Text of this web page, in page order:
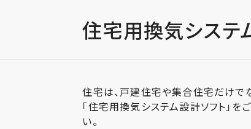
住宅用換気システ
住宅は、戸建住宅や集合住宅だけで
「住宅用換気システム設計ソフト」
い。